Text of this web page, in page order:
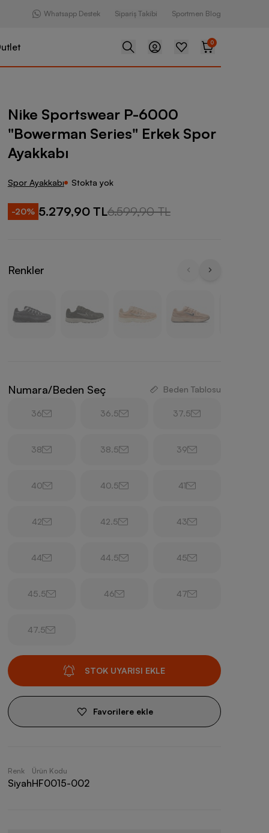
Whatsapp Destek Sipariş Takibi Sportmen Blog
0
P-6000 "Bowerman Series" Erkek Spor Ayakkabı
Nike Sportswear P-6000
"Bowerman Series" Erkek Spor
Ayakkabı
Spor Ayakkabı Stokta yok
-20% 5.279,90 TL6.599,90 TL
Renkler
Numara/Beden Seç Beden Tablosu
36 36.5 37.5
38 38.5 39
40 40.5 41
42 42.5 43
44 44.5 45
45.5 46 47
47.5
STOK UYARISI EKLE
Favorilere ekle
Renk
Siyah
Ürün Kodu
HF0015-002